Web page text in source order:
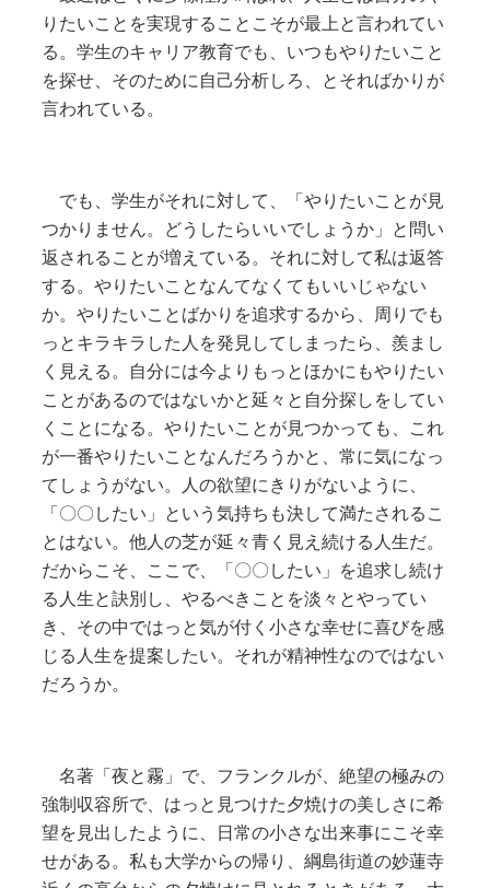
りたいことを実現することこそが最上と言われてい
る。学生のキャリア教育でも、いつもやりたいこと
を探せ、そのために自己分析しろ、とそればかりが
言われている。
でも、学生がそれに対して、「やりたいことが見
つかりません。どうしたらいいでしょうか」と問い
返されることが増えている。それに対して私は返答
する。やりたいことなんてなくてもいいじゃない
か。やりたいことばかりを追求するから、周りでも
っとキラキラした人を発見してしまったら、羨まし
く見える。自分には今よりもっとほかにもやりたい
ことがあるのではないかと延々と自分探しをしてい
くことになる。やりたいことが見つかっても、これ
が一番やりたいことなんだろうかと、常に気になっ
てしょうがない。人の欲望にきりがないように、
「〇〇したい」という気持ちも決して満たされるこ
とはない。他人の芝が延々青く見え続ける人生だ。
だからこそ、ここで、「〇〇したい」を追求し続け
る人生と訣別し、やるべきことを淡々とやってい
き、その中ではっと気が付く小さな幸せに喜びを感
じる人生を提案したい。それが精神性なのではない
だろうか。
名著「夜と霧」で、フランクルが、絶望の極みの
強制収容所で、はっと見つけた夕焼けの美しさに希
望を見出したように、日常の小さな出来事にこそ幸
せがある。私も大学からの帰り、綱島街道の妙蓮寺